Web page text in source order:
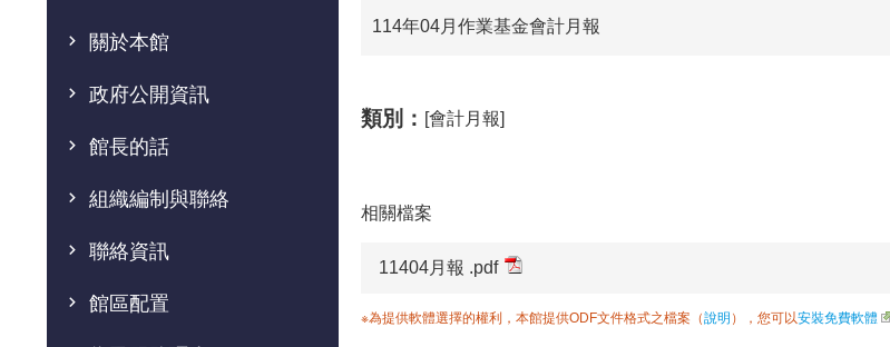
關於本館
政府公開資訊
館長的話
組織編制與聯絡
聯絡資訊
館區配置
114年04月作業基金會計月報
類別： [會計月報]
相關檔案
11404月報 .pdf
※為提供軟體選擇的權利，本館提供ODF文件格式之檔案（說明 ），您可以安裝免費軟體